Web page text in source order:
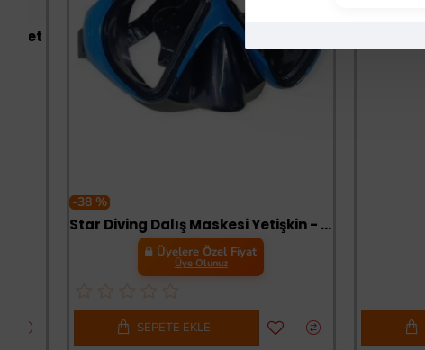
Star Diving Dalış Maskesi Yetişkin - 51701-MAVİ - 1 ADET
Üyelere Özel Fiyat
Üye Olunuz
SEPETE EKLE